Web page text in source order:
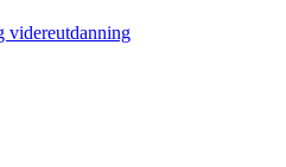
videreutdanning